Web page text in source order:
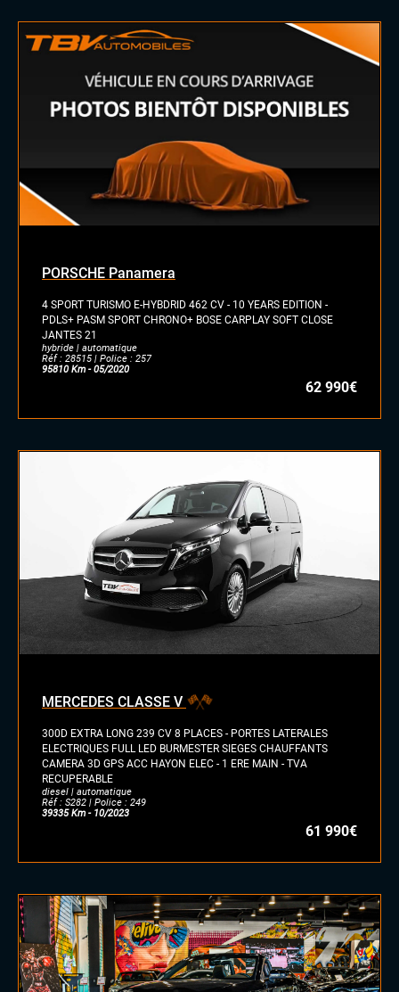
PORSCHE Panamera
4 SPORT TURISMO E-HYBDRID 462 CV - 10 YEARS EDITION -
PDLS+ PASM SPORT CHRONO+ BOSE CARPLAY SOFT CLOSE
JANTES 21
hybride | automatique
Réf : 28515 | Police : 257
95810 Km - 05/2020
62 990€
MERCEDES CLASSE V
300D EXTRA LONG 239 CV 8 PLACES - PORTES LATERALES
ELECTRIQUES FULL LED BURMESTER SIEGES CHAUFFANTS
CAMERA 3D GPS ACC HAYON ELEC - 1 ERE MAIN - TVA
RECUPERABLE
diesel | automatique
Réf : S282 | Police : 249
39335 Km - 10/2023
61 990€